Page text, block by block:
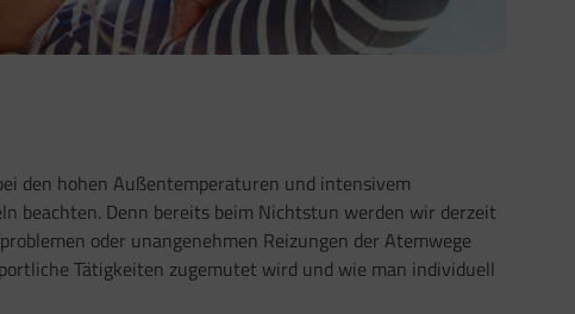
den hohen Außentemperaturen und intensivem
beachten. Denn bereits beim Nichtstun werden wir derzeit
oder unangenehmen Reizungen der Atemwege
Tätigkeiten zugemutet wird und wie man individuell